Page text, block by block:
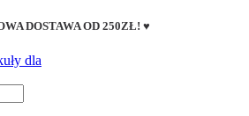
DOSTAWA OD 250ZŁ! ♥